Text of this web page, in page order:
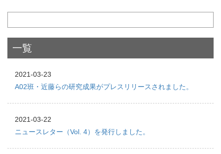
一覧
2021-03-23
A02班・近藤らの研究成果がプレスリリースされました。
2021-03-22
ニュースレター（Vol. 4）を発行しました。